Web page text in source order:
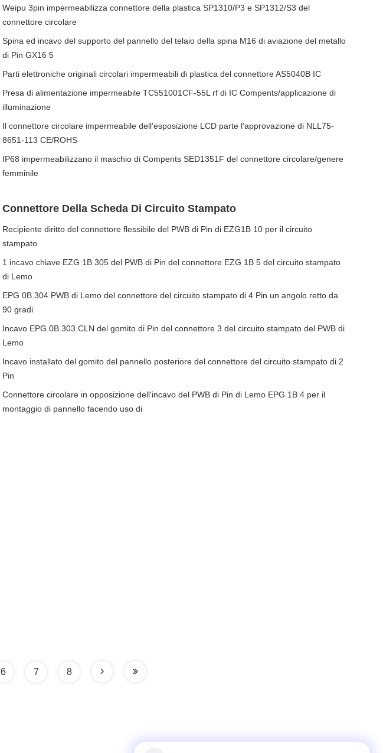
Weipu 3pin impermeabilizza connettore della plastica SP1310/P3 e SP1312/S3 del
connettore circolare
Spina ed incavo del supporto del pannello del telaio della spina M16 di aviazione del metallo
di Pin GX16 5
Parti elettroniche originali circolari impermeabili di plastica del connettore AS5040B IC
Presa di alimentazione impermeabile TC551001CF-55L rf di IC Compents/applicazione di
illuminazione
Il connettore circolare impermeabile dell'esposizione LCD parte l'approvazione di NLL75-
8651-113 CE/ROHS
IP68 impermeabilizzano il maschio di Compents SED1351F del connettore circolare/genere
femminile
Connettore Della Scheda Di Circuito Stampato
Recipiente diritto del connettore flessibile del PWB di Pin di EZG1B 10 per il circuito
stampato
1 incavo chiave EZG 1B 305 del PWB di Pin del connettore EZG 1B 5 del circuito stampato
di Lemo
EPG 0B 304 PWB di Lemo del connettore del circuito stampato di 4 Pin un angolo retto da
90 gradi
Incavo EPG.0B.303.CLN del gomito di Pin del connettore 3 del circuito stampato del PWB di
Lemo
Incavo installato del gomito del pannello posteriore del connettore del circuito stampato di 2
Pin
Connettore circolare in opposizione dell'incavo del PWB di Pin di Lemo EPG 1B 4 per il
montaggio di pannello facendo uso di
6 7 8